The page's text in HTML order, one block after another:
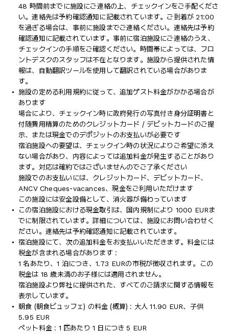
48 時間前までに施設にご連絡の上、チェックインをご手配くださ
い。連絡先は予約確認通知に記載されています。ご到着が 21:00
を過ぎる場合は、事前に施設までご連絡ください。連絡先は予約
確認通知に記載されています。事前に宿泊施設にご連絡のうえ、
チェックインの手順をご確認ください。時間帯によっては、フロ
ントデスクのスタッフは不在となります。施設から提供された情
報は、自動翻訳ツールを使用して翻訳されている場合がありま
す。
施設の定める利用規約に従って、追加ゲスト料金がかかる場合が
あります
場合により、チェックイン時に政府発行の写真付き身分証明書と
付随費用精算のためのクレジットカード / デビットカードのご提
示、または現金でのデポジットのお支払いが必要です
宿泊施設への要望は、チェックイン時の状況によりご希望に添え
ない場合があり、内容によっては追加料金が発生することがあり
ます。対応は確約ではございませんのでご了承ください
施設でのお支払いには、クレジットカード、デビットカード、
ANCV Cheques-vacances、現金をご利用いただけます
この施設には安全設備として、消火器が備わっています
この宿泊施設における現金取引は、国内規制により 1000 EURま
でに制限されています。詳細については、施設にお問い合わせく
ださい。連絡先は予約確認通知に記載されています。
宿泊施設にて、次の追加料金をお支払いいただきます。料金には
税金が含まれる場合があります :
1 名あたり、1 泊につき、1.73 EURの市税が徴収されます。この
税金は 18 歳未満のお子様には適用されません。
宿泊施設より弊社に提供された、すべてのご請求に関する情報を
表示しています。
朝食 (朝食ビュッフェ) の料金 (概算) : 大人 11.90 EUR、子供
5.95 EUR
ペット料金 : 1 匹あたり 1 日につき 5 EUR